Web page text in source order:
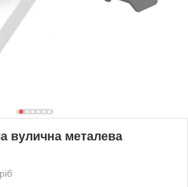
вулична металева